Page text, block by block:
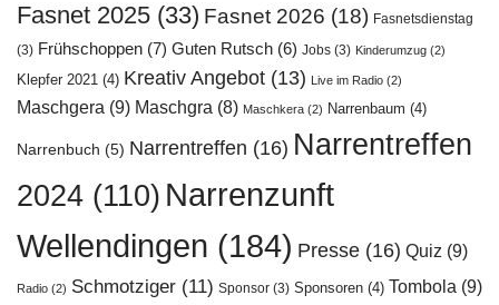
Fasnet 2025 (33) Fasnet 2026 (18) Fasnetsdienstag
(3) Frühschoppen (7) Guten Rutsch (6) Jobs (3) Kinderumzug (2)
Klepfer 2021 (4) Kreativ Angebot (13) Live im Radio (2)
Maschgera (9) Maschgra (8) Maschkera (2) Narrenbaum (4)
Narrenbuch (5) Narrentreffen (16) Narrentreffen
2024 (110) Narrenzunft
Wellendingen (184) Presse (16) Quiz (9)
Radio (2) Schmotziger (11) Sponsor (3) Sponsoren (4) Tombola (9)